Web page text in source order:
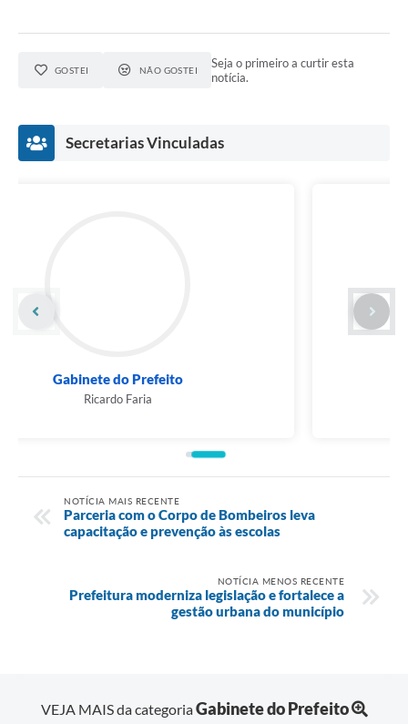
GOSTEI NÃO GOSTEI
Seja o primeiro a curtir esta
notícia.
Secretarias Vinculadas
Secretaria Municipal de Saúde
NOTÍCIA MAIS RECENTE
Parceria com o Corpo de Bombeiros leva
capacitação e prevenção às escolas
NOTÍCIA MENOS RECENTE
Prefeitura moderniza legislação e fortalece a
gestão urbana do município
VEJA MAIS da categoriaGabinete do Prefeito